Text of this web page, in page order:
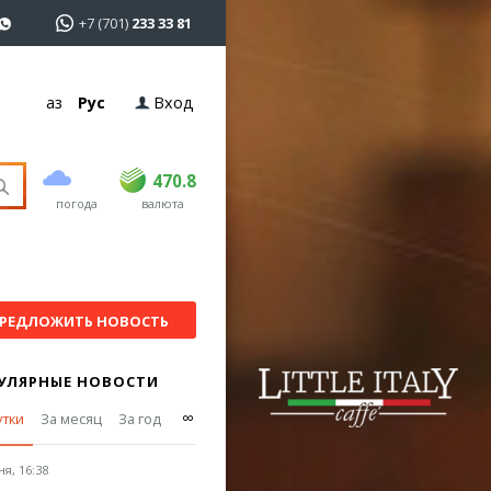
+7 (701) 233 33 81
Қаз Рус Вход
погода
470.8
USD 468.5 470.8
EUR валюта
НОВОСТЬ
НОВОСТИ
За месяц За год ∞
16:38